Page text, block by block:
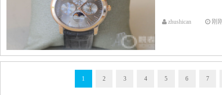
zhushican 刚
1 2 3 4 5 6 7